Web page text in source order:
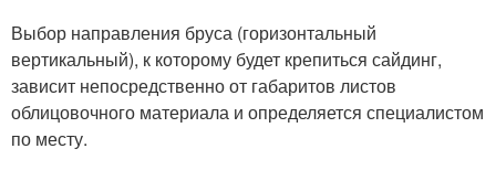
Выбор направления бруса (горизонтальный
вертикальный), к которому будет крепиться сайдинг,
зависит непосредственно от габаритов листов
облицовочного материала и определяется специалистом
по месту.